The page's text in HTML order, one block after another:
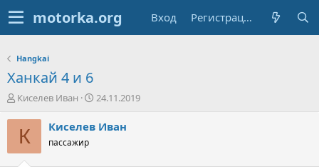
Вход Регистрация
Hangkai
Ханкай 4 и 6
А
т
Киселев Иван
Д
т
24.11.2019
К Киселев Иван
пассажир